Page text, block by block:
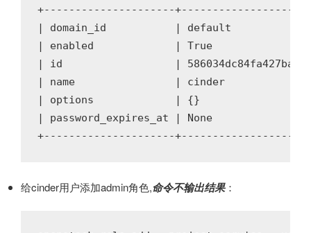
+---------------------
| domain_id           | default
| enabled             | True
| id                  |
| name                | cinder
| options             | {}
| password_expires_at | None
给cinder用户添加admin角色,命令不输出结果：